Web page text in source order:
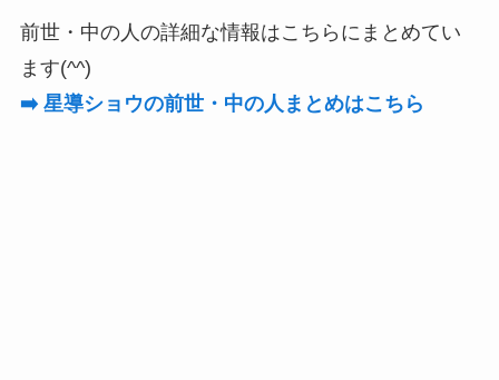
前世・中の人の詳細な情報はこちらにまとめてい
ます(^^)
➡️ 星導ショウの前世・中の人まとめはこちら